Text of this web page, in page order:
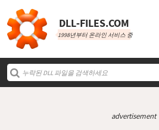
DLL‑FILES.COM
1998년부터 온라인 서비스 중
advertisement